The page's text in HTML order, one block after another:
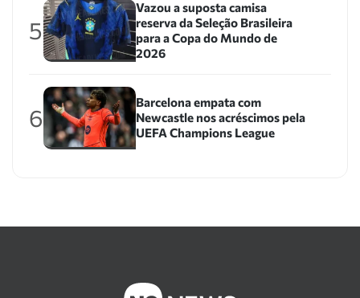
5
Vazou a suposta camisa
reserva da Seleção Brasileira
para a Copa do Mundo de
2026
6
Barcelona empata com
Newcastle nos acréscimos pela
UEFA Champions League